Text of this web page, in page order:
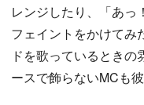
レンジしたり、「あ
フェイントをかけてみ
ドを歌っているとき
ースで飾らないMCも